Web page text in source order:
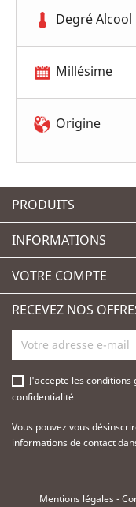
Degré Alcool
Millésime
Origine
PRODUITS
INFORMATIONS
VOTRE COMPTE
RECEVEZ NOS
J'accepte lesconditions
confidentialité
Vous pouvez vous
informations de contact
Mentions légales-